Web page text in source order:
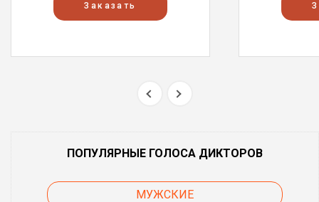
Заказать
ПОПУЛЯРНЫЕ ГОЛОСА ДИКТОРОВ
МУЖСКИЕ